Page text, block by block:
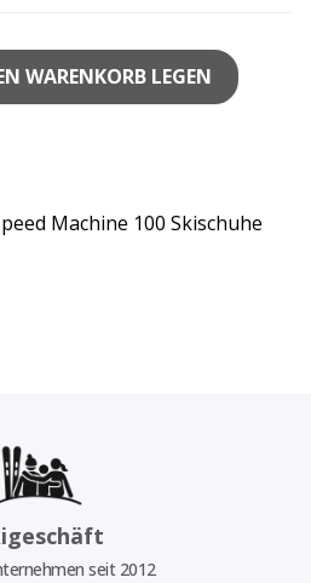
WARENKORB LEGEN
Machine 100 Skischuhe
seit 2012